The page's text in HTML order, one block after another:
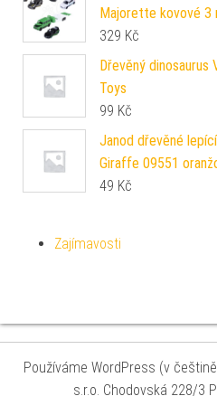
Majorette kovové 3
329 Kč
Dřevěný
Toys
99 Kč
Janod dřevěné
Giraffe 09551
49 Kč
Zajímavosti
Používáme WordPress (v
s.r.o. Chodovská 228/3